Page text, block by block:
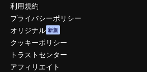
利用規約
プライバシーポリシー
オリジナル 新規
クッキーポリシー
トラストセンター
アフィリエイト